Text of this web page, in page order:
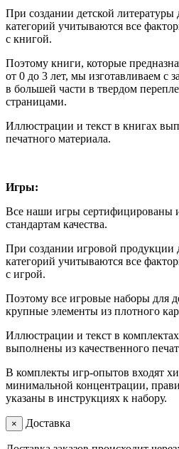
При создании детской литературы
категорий учитываются все
с книгой.
Поэтому книги, которые
от 0 до 3 лет, мы изготавливаем с
в большей части в твердом
страницами.
Иллюстрации и текст в книгах
печатного материала.
Игры:
Все наши игры сертифицированы
стандартам качества.
При создании игровой продукции
категорий учитываются все
с игрой.
Поэтому все игровые наборы для
крупные элементы из плотного
Иллюстрации и текст в
выполнены из качественного
В комплекты игр-опытов входят
минимальной концентрации,
указаны в инструкциях к набору.
× Доставка